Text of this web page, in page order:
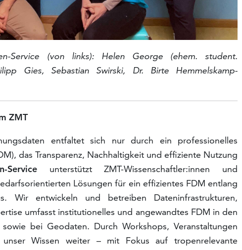
Service (von links): Helen George (ehem. student.
Gies, Sebastian Swirski, Dr. Birte Hemmelskamp-
ZMT
entfaltet sich nur durch ein professionelles
das Transparenz, Nachhaltigkeit und effiziente Nutzung
Serviceunterstützt ZMT-Wissenschaftler:innen und
Lösungen für ein effizientes FDM entlang
Wir entwickeln und betreiben Dateninfrastrukturen,
umfasst institutionelles und angewandtes FDM in den
bei Geodaten. Durch Workshops, Veranstaltungen
Wissen weiter – mit Fokus auf tropenrelevante